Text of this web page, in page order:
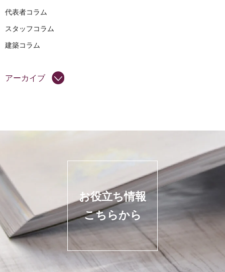
代表者コラム
スタッフコラム
建築コラム
アーカイブ
お役立ち情報
こちらから